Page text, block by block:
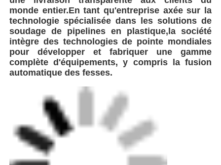
monde entier.En tant qu'entreprise axée sur la
technologie spécialisée dans les solutions de
soudage de pipelines en plastique,la société
intègre des technologies de pointe mondiales
pour développer et fabriquer une gamme
complète d'équipements, y compris la fusion
automatique des fesses.